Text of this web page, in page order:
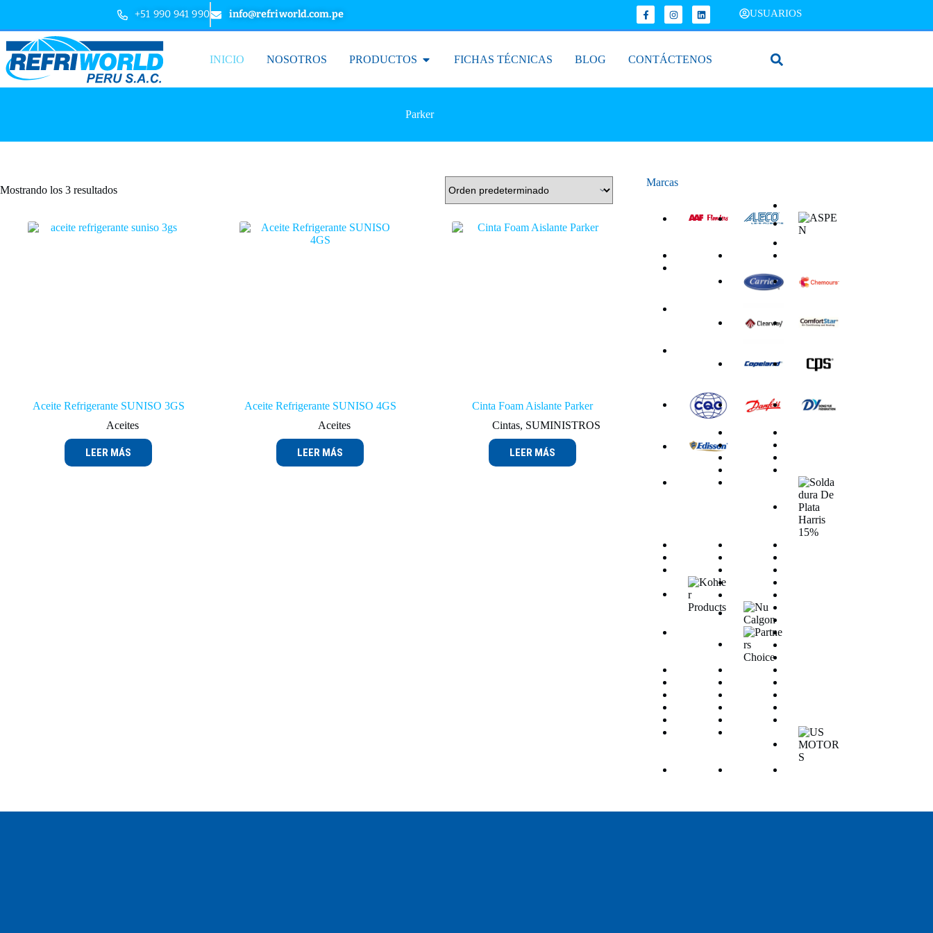
+51 990 941 990 info@refriworld.com.pe USUARIOS
INICIO NOSOTROS PRODUCTOS FICHAS TÉCNICAS BLOG CONTÁCTENOS
Parker
Mostrando los 3 resultados
Aceite Refrigerante SUNISO 3GS
Aceites
LEER MÁS
Aceite Refrigerante SUNISO 4GS
Aceites
LEER MÁS
Cinta Foam Aislante Parker
Cintas, SUMINISTROS
LEER MÁS
Marcas